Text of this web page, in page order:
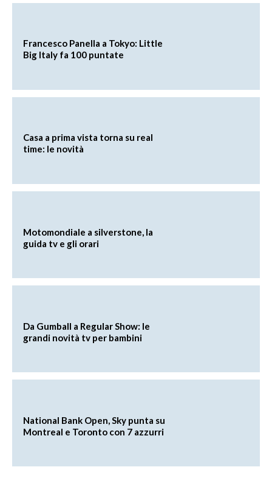
Francesco Panella a Tokyo: Little
Big Italy fa 100 puntate
Casa a prima vista torna su real
time: le novità
Motomondiale a silverstone, la
guida tv e gli orari
Da Gumball a Regular Show: le
grandi novità tv per bambini
National Bank Open, Sky punta su
Montreal e Toronto con 7 azzurri